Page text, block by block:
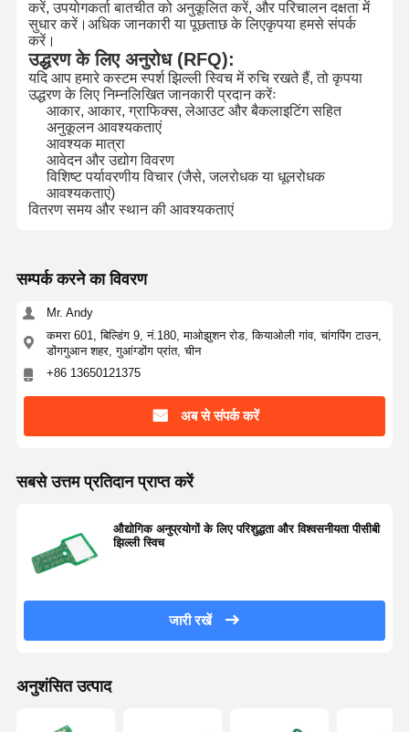
ग्राफिक ओवरले
पीईटी सर्किट
प्रकाश मार्गदर्शक फिल्म
धातु गुंबद विधानसभा
पीएमएमए लेंस
करें, उपयोगकर्ता बातचीत को अनुकूलित करें, और परिचालन दक्षता में
सुधार करें।अधिक जानकारी या पूछताछ के लिएकृपया हमसे संपर्क
करें।
उद्धरण के लिए अनुरोध (RFQ):
यदि आप हमारे कस्टम स्पर्श झिल्ली स्विच में रुचि रखते हैं, तो कृपया
उद्धरण के लिए निम्नलिखित जानकारी प्रदान करेंः
आकार, आकार, ग्राफिक्स, लेआउट और बैकलाइटिंग सहित
अनुकूलन आवश्यकताएं
आवश्यक मात्रा
आवेदन और उद्योग विवरण
विशिष्ट पर्यावरणीय विचार (जैसे, जलरोधक या धूलरोधक
आवश्यकताएं)
वितरण समय और स्थान की आवश्यकताएं
सम्पर्क करने का विवरण
Mr. Andy
कमरा 601, बिल्डिंग 9, नं.180, माओझुशन रोड, कियाओली गांव, चांगपिंग टाउन,
डोंगगुआन शहर, गुआंग्डोंग प्रांत, चीन
+86 13650121375
अब से संपर्क करें
सबसे उत्तम प्रतिदान प्राप्त करें
औद्योगिक अनुप्रयोगों के लिए परिशुद्धता और विश्वसनीयता पीसीबी
झिल्ली स्विच
जारी रखें
अनुशंसित उत्पाद